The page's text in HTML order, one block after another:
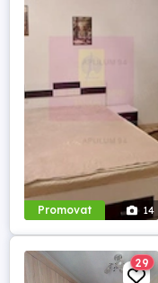
Promovat 14
29